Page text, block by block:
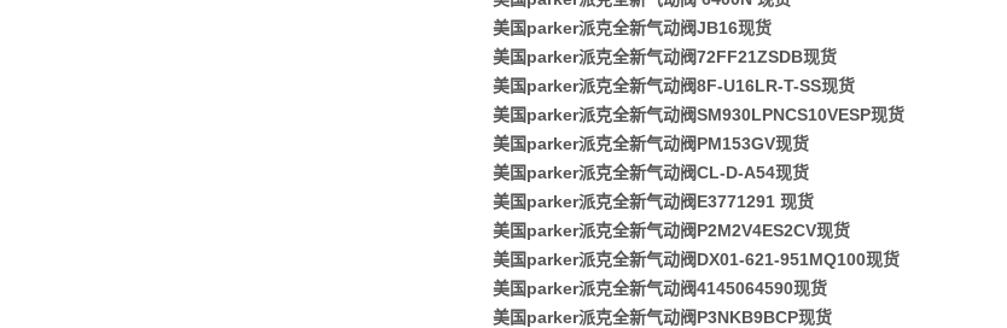
美国parker派克全新气动阀JB16现货
美国parker派克全新气动阀72FF21ZSDB现货
美国parker派克全新气动阀8F-U16LR-T-SS现货
美国parker派克全新气动阀SM930LPNCS10VESP现货
美国parker派克全新气动阀PM153GV现货
美国parker派克全新气动阀CL-D-A54现货
美国parker派克全新气动阀E3771291 现货
美国parker派克全新气动阀P2M2V4ES2CV现货
美国parker派克全新气动阀DX01-621-951MQ100现货
美国parker派克全新气动阀4145064590现货
美国parker派克全新气动阀P3NKB9BCP现货